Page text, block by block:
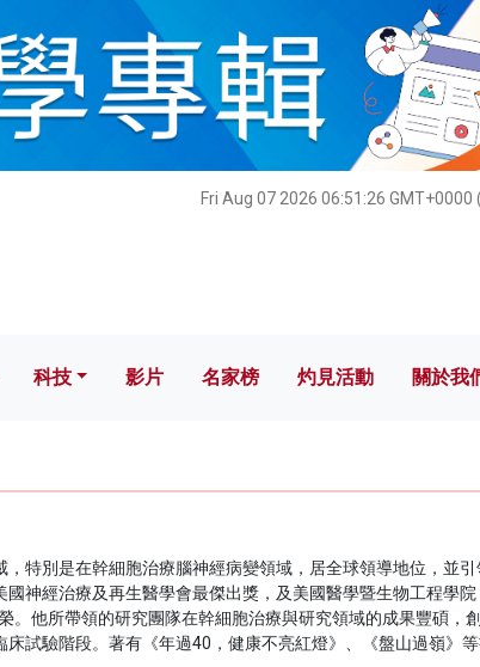
Fri Aug 07 2026 06:51:27
科技 影片 名家榜 灼見活動 關
科技 影片 名家榜 灼見活動 關於我
特別是在幹細胞治療腦神經病變領域，居全球領導地位，並
神經治療及再生醫學會最傑出獎，及美國醫學暨生物工程學
他所帶領的研究團隊在幹細胞治療與研究領域的成果豐碩，
試驗階段。著有《年過40，健康不亮紅燈》、《盤山過嶺》等